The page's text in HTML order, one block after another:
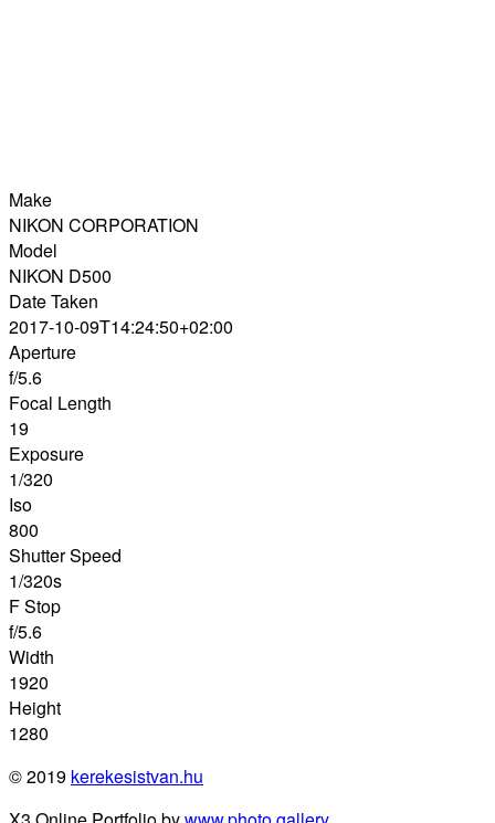
Make
NIKON CORPORATION
Model
NIKON D500
Date Taken
2017-10-09T14:24:50+02:00
Aperture
f/5.6
Focal Length
19
Exposure
1/320
Iso
800
Shutter Speed
1/320s
F Stop
f/5.6
Width
1920
Height
1280
© 2019 kerekesistvan.hu